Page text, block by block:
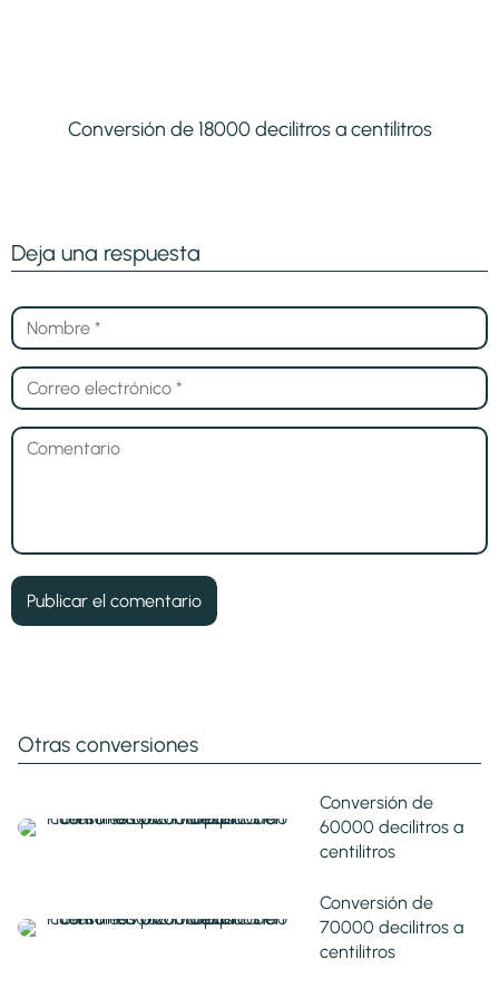
Conversión de 18000 decilitros a centilitros
Deja una respuesta
Otras conversiones
Conversión de
60000 decilitros a
centilitros
Conversión de
70000 decilitros a
centilitros